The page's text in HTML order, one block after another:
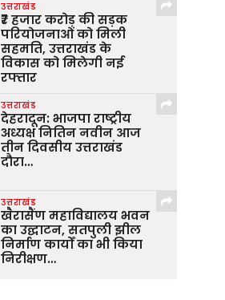
उत्तराखंड
₹7 हजार करोड़ की सड़क
परियोजनाओं को मिली
सहमति, उत्तराखंड के
विकास को मिलेगी नई
रफ्तार
उत्तराखंड
देहरादून: भाजपा राष्ट्रीय
अध्यक्ष नितिन नवीन आज
तीन दिवसीय उत्तराखंड
दौरा…
उत्तराखंड
खैरासैंण महाविद्यालय भवन
का उद्घाटन, सतपुली झील
निर्माण कार्यों का भी किया
निरीक्षण…